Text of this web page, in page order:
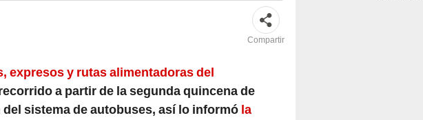
Compartir
expresos y rutas alimentadoras del
a partir de la segunda quincena de
sistema de autobuses, así lo informó la